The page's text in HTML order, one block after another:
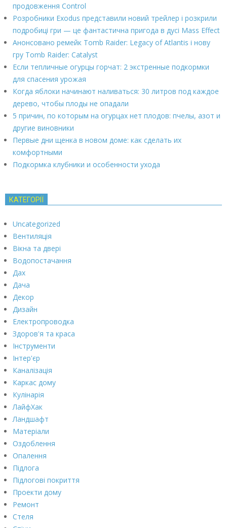
продовження Control
Розробники Exodus представили новий трейлер і розкрили
подробиці гри — це фантастична пригода в дусі Mass Effect
Анонсовано ремейк Tomb Raider: Legacy of Atlantis і нову
гру Tomb Raider: Catalyst
Если тепличные огурцы горчат: 2 экстренные подкормки
для спасения урожая
Когда яблоки начинают наливаться: 30 литров под каждое
дерево, чтобы плоды не опадали
5 причин, по которым на огурцах нет плодов: пчелы, азот и
другие виновники
Первые дни щенка в новом доме: как сделать их
комфортными
Подкормка клубники и особенности ухода
КАТЕГОРІЇ
Uncategorized
Вентиляція
Вікна та двері
Водопостачання
Дах
Дача
Декор
Дизайн
Електропроводка
Здоров'я та краса
Інструменти
Інтер'єр
Каналізація
Каркас дому
Кулінарія
ЛайфХак
Ландшафт
Матеріали
Оздоблення
Опалення
Підлога
Підлогові покриття
Проекти дому
Ремонт
Стеля